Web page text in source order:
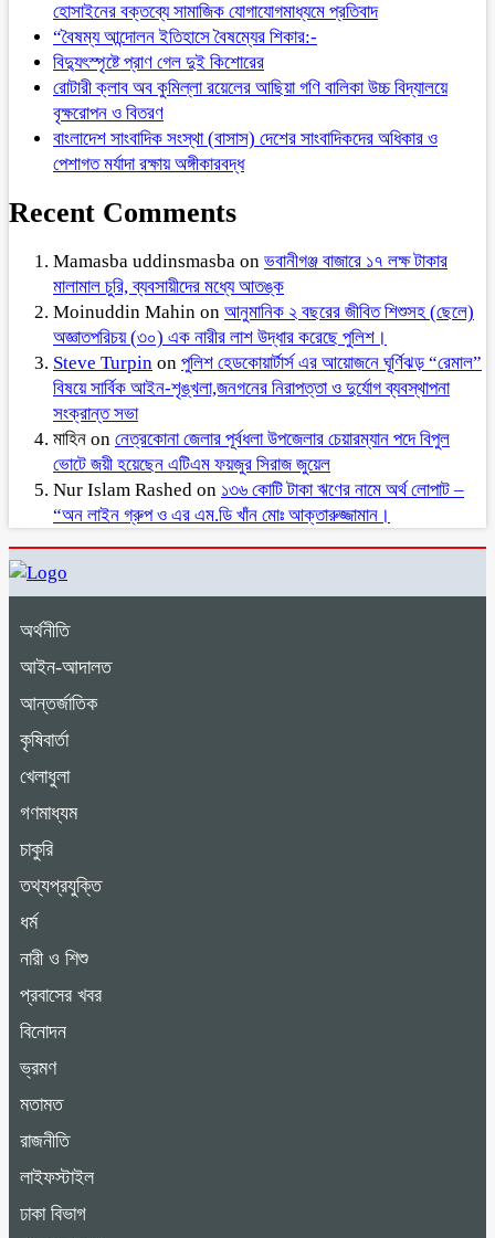
হোসাইনের বক্তব্যে সামাজিক যোগাযোগমাধ্যমে প্রতিবাদ
“বৈষম্য আন্দোলন ইতিহাসে বৈষম্যের শিকার:-
বিদ্যুৎস্পৃষ্টে প্রাণ গেল দুই কিশোরের
রোটারী ক্লাব অব কুমিল্লা রয়েলের আছিয়া গণি বালিকা উচ্চ বিদ্যালয়ে
বৃক্ষরোপন ও বিতরণ
বাংলাদেশ সাংবাদিক সংস্থা (বাসাস) দেশের সাংবাদিকদের অধিকার ও
পেশাগত মর্যাদা রক্ষায় অঙ্গীকারবদ্ধ
Recent Comments
Mamasba uddinsmasba on ভবানীগঞ্জ বাজারে ১৭ লক্ষ টাকার
মালামাল চুরি, ব্যবসায়ীদের মধ্যে আতঙ্ক
Moinuddin Mahin on আনুমানিক ২ বছরের জীবিত শিশুসহ (ছেলে)
অজ্ঞাতপরিচয় (৩০) এক নারীর লাশ উদ্ধার করেছে পুলিশ।
Steve Turpin on পুলিশ হেডকোয়ার্টার্স এর আয়োজনে ঘূর্ণিঝড় “রেমাল”
বিষয়ে সার্বিক আইন-শৃঙ্খলা,জনগনের নিরাপত্তা ও দুর্যোগ ব্যবস্থাপনা
সংক্রান্ত সভা
মাহিন on নেত্রকোনা জেলার পূর্বধলা উপজেলার চেয়ারম্যান পদে বিপুল
ভোটে জয়ী হয়েছেন এটিএম ফয়জুর সিরাজ জুয়েল
Nur Islam Rashed on ১৩৬ কোটি টাকা ঋণের নামে অর্থ লোপাট –
“অন লাইন গ্রুপ ও এর এম.ডি খাঁন মোঃ আক্তারুজ্জামান।
অর্থনীতি
আইন-আদালত
আন্তর্জাতিক
কৃষিবার্তা
খেলাধুলা
গণমাধ্যম
চাকুরি
তথ্যপ্রযুক্তি
ধর্ম
নারী ও শিশু
প্রবাসের খবর
বিনোদন
ভ্রমণ
মতামত
রাজনীতি
লাইফস্টাইল
ঢাকা বিভাগ